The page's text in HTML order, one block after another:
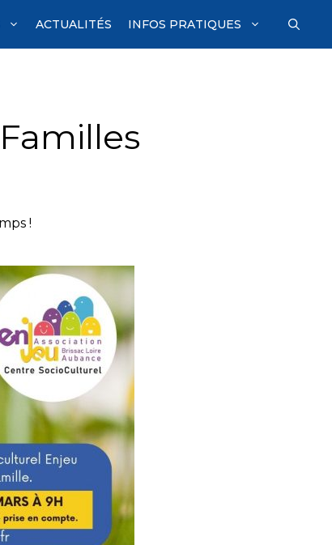
ACTUALITÉS INFOS PRATIQUES
!